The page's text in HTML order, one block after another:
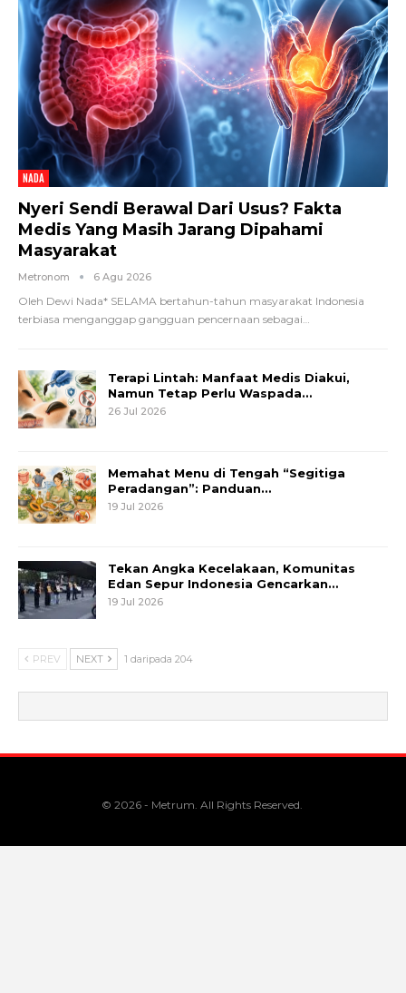
NADA
Nyeri Sendi Berawal Dari Usus? Fakta
Medis Yang Masih Jarang Dipahami
Masyarakat
Metronom 6 Agu 2026
Oleh Dewi Nada* SELAMA bertahun-tahun masyarakat Indonesia
terbiasa menganggap gangguan pencernaan sebagai
Terapi Lintah: Manfaat Medis Diakui,
Namun Tetap Perlu Waspada…
26 Jul 2026
Memahat Menu di Tengah “Segitiga
Peradangan”: Panduan…
19 Jul 2026
Tekan Angka Kecelakaan, Komunitas
Edan Sepur Indonesia Gencarkan…
19 Jul 2026
PREV NEXT 1 daripada 204
© 2026 - Metrum. All Rights Reserved.